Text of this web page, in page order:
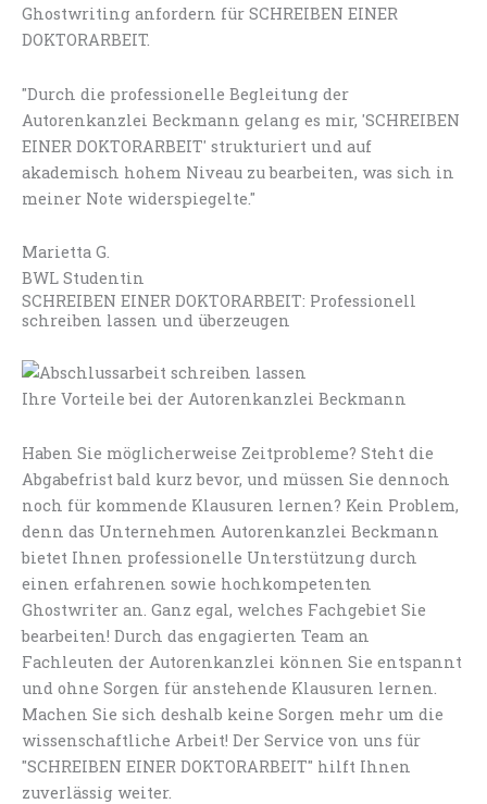
Ghostwriting anfordern für SCHREIBEN EINER
DOKTORARBEIT.
"Durch die professionelle Begleitung der
Autorenkanzlei Beckmann gelang es mir, 'SCHREIBEN
EINER DOKTORARBEIT' strukturiert und auf
akademisch hohem Niveau zu bearbeiten, was sich in
meiner Note widerspiegelte."
Marietta G.
BWL Studentin
SCHREIBEN EINER DOKTORARBEIT: Professionell
schreiben lassen und überzeugen
Ihre Vorteile bei der Autorenkanzlei Beckmann
Haben Sie möglicherweise Zeitprobleme? Steht die
Abgabefrist bald kurz bevor, und müssen Sie dennoch
noch für kommende Klausuren lernen? Kein Problem,
denn das Unternehmen Autorenkanzlei Beckmann
bietet Ihnen professionelle Unterstützung durch
einen erfahrenen sowie hochkompetenten
Ghostwriter an. Ganz egal, welches Fachgebiet Sie
bearbeiten! Durch das engagierten Team an
Fachleuten der Autorenkanzlei können Sie entspannt
und ohne Sorgen für anstehende Klausuren lernen.
Machen Sie sich deshalb keine Sorgen mehr um die
wissenschaftliche Arbeit! Der Service von uns für
"SCHREIBEN EINER DOKTORARBEIT" hilft Ihnen
zuverlässig weiter.